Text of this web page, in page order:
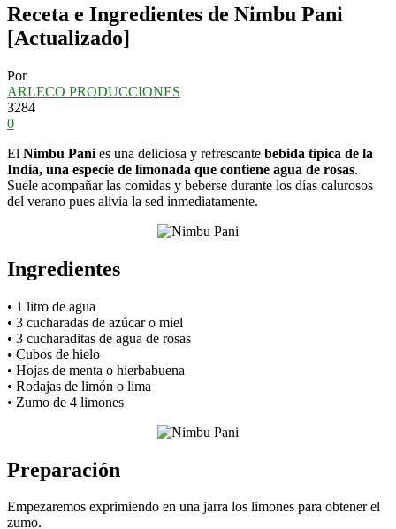
Receta e Ingredientes de Nimbu Pani
[Actualizado]
Por
ARLECO PRODUCCIONES
3284
0
El Nimbu Pani es una deliciosa y refrescante bebida típica de la
India, una especie de limonada que contiene agua de rosas.
Suele acompañar las comidas y beberse durante los días calurosos
del verano pues alivia la sed inmediatamente.
Ingredientes
• 1 litro de agua
• 3 cucharadas de azúcar o miel
• 3 cucharaditas de agua de rosas
• Cubos de hielo
• Hojas de menta o hierbabuena
• Rodajas de limón o lima
• Zumo de 4 limones
Preparación
Empezaremos exprimiendo en una jarra los limones para obtener el
zumo.